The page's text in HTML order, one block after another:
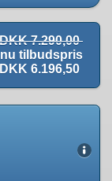
DKK 7.290,00
nu tilbudspris
DKK 6.196,50